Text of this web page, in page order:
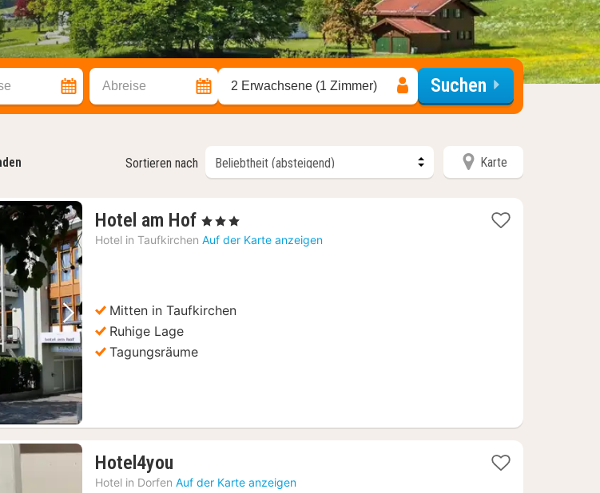
Abreise 2 Erwachsene (1 Zimmer) Suchen
Sortieren nach Karte
Nächstes Bild
Hotel am Hof 1
Nacht
, 3 Sterne
Hotel in Taufkirchen Auf der Karte anzeigen
Mitten in Taufkirchen
Ruhige Lage
Tagungsräume
Hotel4you
Nacht
Hotel in Dorfen Auf der Karte anzeigen